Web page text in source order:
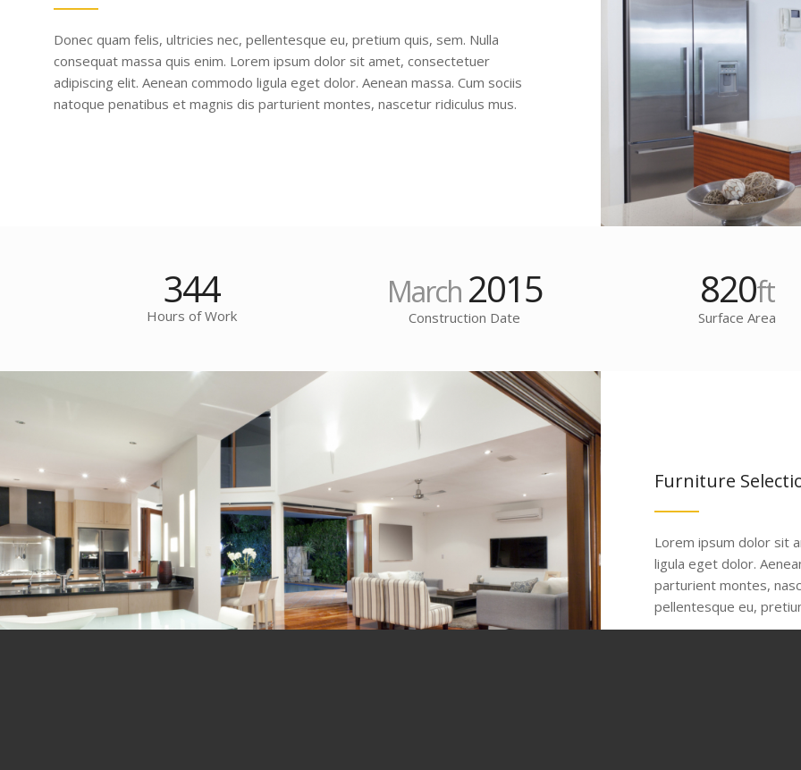
Donec quam felis, ultricies nec, pellentesque eu, pretium quis, sem. Nulla
consequat massa quis enim. Lorem ipsum dolor sit amet, consectetuer
adipiscing elit. Aenean commodo ligula eget dolor. Aenean massa. Cum sociis
natoque penatibus et magnis dis parturient montes, nascetur ridiculus mus.
344
Hours of Work
March 2015
Construction Date
820ft
Surface Area
Furniture
Lorem ipsum dolor sit
ligula eget dolor.
parturient montes,
pellentesque eu,